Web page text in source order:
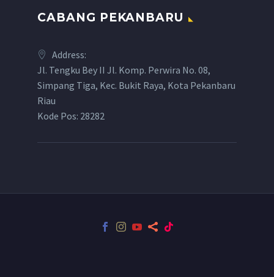
CABANG PEKANBARU
Address:
Jl. Tengku Bey II Jl. Komp. Perwira No. 08,
Simpang Tiga, Kec. Bukit Raya, Kota Pekanbaru
Riau
Kode Pos: 28282